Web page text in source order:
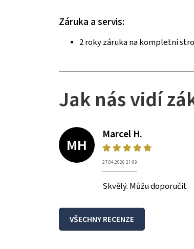
Záruka a servis:
2 roky záruka na kompletní
Jak nás vidí
MH
Marcel H.
27.04.2026 21:09
Skvělý. Můžu doporučit
VŠECHNY RECENZE